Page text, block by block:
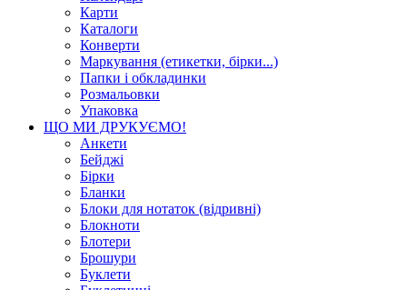
Карти
Каталоги
Конверти
Маркування (етикетки, бірки...)
Папки і обкладинки
Розмальовки
Упаковка
ЩО МИ ДРУКУЄМО!
Анкети
Бейджі
Бірки
Бланки
Блоки для нотаток (відривні)
Блокноти
Блотери
Брошури
Буклети